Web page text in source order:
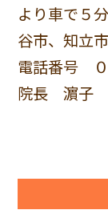
より車で５
谷市、知立
電話番号 ０
院長 濵子